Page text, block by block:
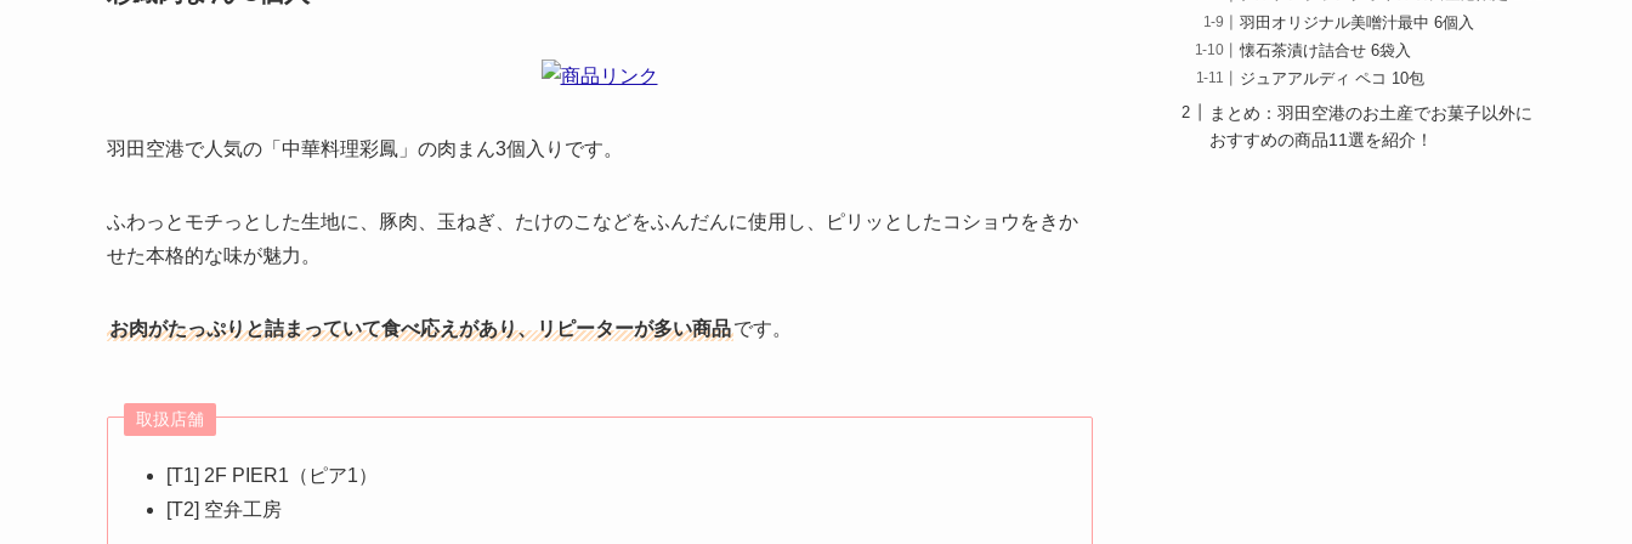
羽田空港で人気の「中華料理彩鳳」の肉まん3個入りです。
ふわっとモチっとした生地に、豚肉、玉ねぎ、たけのこなどをふんだんに使用し、ピリッとしたコショウをきか
せた本格的な味が魅力。
お肉がたっぷりと詰まっていて食べ応えがあり、リピーターが多い商品です。
取扱店舗
[T1] 2F PIER1（ピア1）
[T2] 空弁工房
羽田オリジナル美噌汁最中 6個入
懐石茶漬け詰合せ 6袋入
ジュアアルディ ペコ 10包
まとめ：羽田空港のお土産でお菓子以外に
おすすめの商品11選を紹介！